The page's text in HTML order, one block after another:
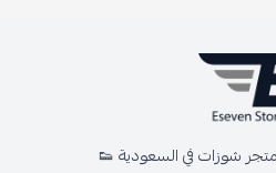
شوزات في السعودية 👟